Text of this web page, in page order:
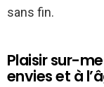
sans fin.
Plaisir sur-
envies et à